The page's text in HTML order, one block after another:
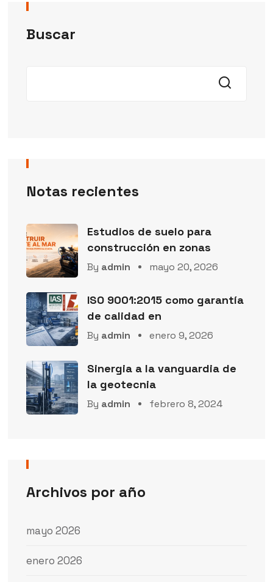
Buscar
Notas recientes
Estudios de suelo para
construcción en zonas
By admin mayo 20, 2026
ISO 9001:2015 como garantía
de calidad en
By admin enero 9, 2026
Sinergia a la vanguardia de
la geotecnia
By admin febrero 8, 2024
Archivos por año
mayo 2026
enero 2026